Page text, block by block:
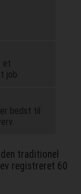
et
job
bedst til
traditionel
registreret 60